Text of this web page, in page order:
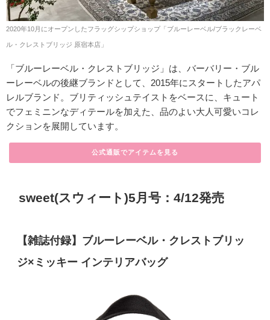
2020年10月にオープンしたフラッグシップショップ「ブルーレーベル/ブラックレーベ
ル・クレストブリッジ 原宿本店」
「ブルーレーベル・クレストブリッジ」は、バーバリー・ブル
ーレーベルの後継ブランドとして、2015年にスタートしたアパ
レルブランド。ブリティッシュテイストをベースに、キュート
でフェミニンなディテールを加えた、品のよい大人可愛いコレ
クションを展開しています。
公式通販でアイテムを見る
sweet(スウィート)5月号：4/12発売
【雑誌付録】ブルーレーベル・クレストブリッ
ジ×ミッキー インテリアバッグ